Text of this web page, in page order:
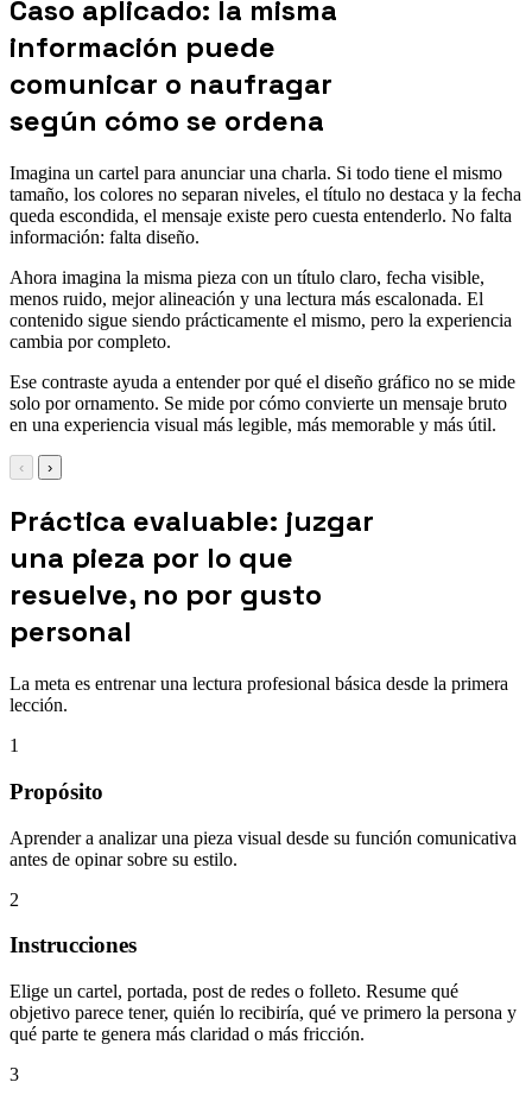
Caso aplicado: la misma
información puede
comunicar o naufragar
según cómo se ordena
Imagina un cartel para anunciar una charla. Si todo tiene el mismo
tamaño, los colores no separan niveles, el título no destaca y la fecha
queda escondida, el mensaje existe pero cuesta entenderlo. No falta
información: falta diseño.
Ahora imagina la misma pieza con un título claro, fecha visible,
menos ruido, mejor alineación y una lectura más escalonada. El
contenido sigue siendo prácticamente el mismo, pero la experiencia
cambia por completo.
Ese contraste ayuda a entender por qué el diseño gráfico no se mide
solo por ornamento. Se mide por cómo convierte un mensaje bruto
en una experiencia visual más legible, más memorable y más útil.
‹ ›
Práctica evaluable: juzgar
una pieza por lo que
resuelve, no por gusto
personal
La meta es entrenar una lectura profesional básica desde la primera
lección.
1
Propósito
Aprender a analizar una pieza visual desde su función comunicativa
antes de opinar sobre su estilo.
2
Instrucciones
Elige un cartel, portada, post de redes o folleto. Resume qué
objetivo parece tener, quién lo recibiría, qué ve primero la persona y
qué parte te genera más claridad o más fricción.
3